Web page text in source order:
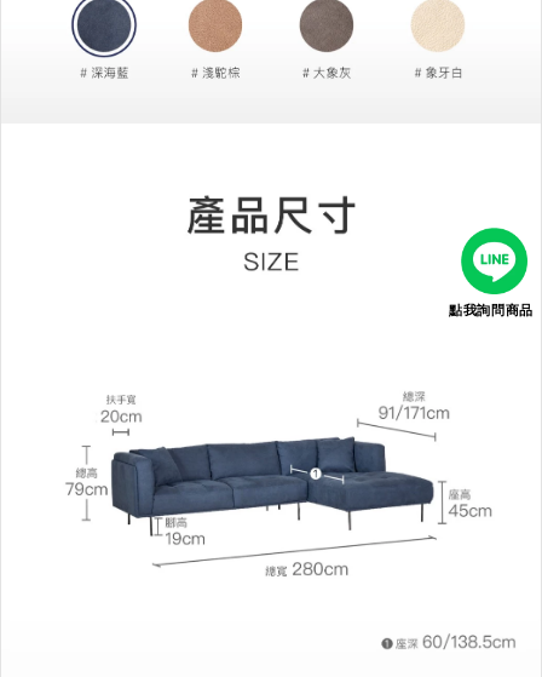
點我詢問商品